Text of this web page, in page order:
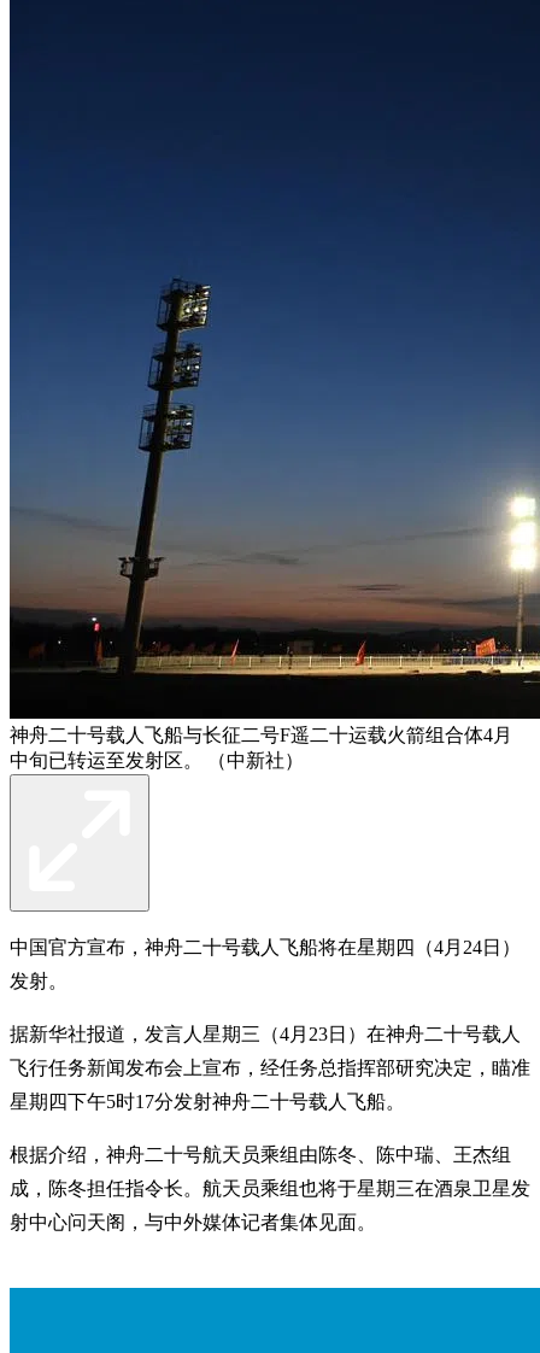
神舟二十号载人飞船与长征二号F遥二十运载火箭组合体4月
中旬已转运至发射区。 （中新社）
中国官方宣布，神舟二十号载人飞船将在星期四（4月24日）
发射。
据新华社报道，发言人星期三（4月23日）在神舟二十号载人
飞行任务新闻发布会上宣布，经任务总指挥部研究决定，瞄准
星期四下午5时17分发射神舟二十号载人飞船。
根据介绍，神舟二十号航天员乘组由陈冬、陈中瑞、王杰组
成，陈冬担任指令长。航天员乘组也将于星期三在酒泉卫星发
射中心问天阁，与中外媒体记者集体见面。